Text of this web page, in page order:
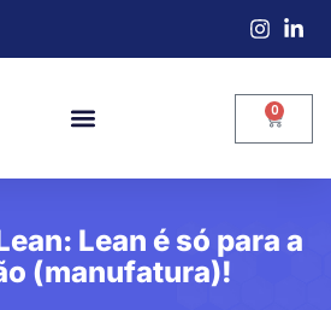
0
Lean é só para a
(manufatura)!